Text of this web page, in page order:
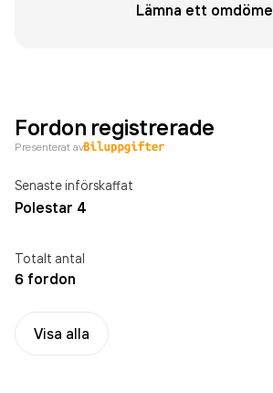
Lämna ett omdöme
Fordon registrerade
Presenterat av
Senaste införskaffat
Polestar 4
Totalt antal
6 fordon
Visa alla